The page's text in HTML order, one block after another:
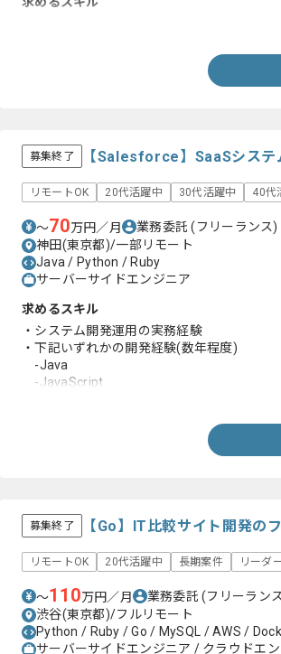
募集終了 【Salesforce】SaaSシス
リモートOK 20代活躍中 30代活躍中 40代
〜70万円／月 業務委託(フリーランス)
神田(東京都)/一部リモート
Java / Python / Ruby
サーバーサイドエンジニア
求めるスキル
・システム開発運用の実務経験
・下記いずれかの開発経験(数年程度)
-Java
-JavaScript
募集終了 【Go】IT比較サイト開発の
リモートOK 20代活躍中 長期案件 リーダ
〜110万円／月 業務委託(フリーラン
渋谷(東京都)/フルリモート
Python / Ruby / Go / MySQL / AWS /
サーバーサイドエンジニア / クラウドエ